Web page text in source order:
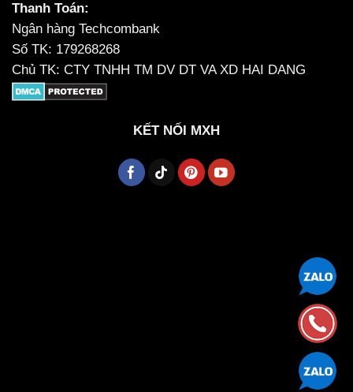
Thanh Toán:
Ngân hàng Techcombank
Số TK: 179268268
Chủ TK: CTY TNHH TM DV DT VA XD HAI DANG
KẾT NỐI MXH